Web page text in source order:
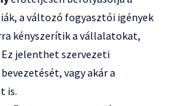
a változó fogyasztói igények
kényszerítik a vállalatokat,
jelenthet szervezeti
vagy akár a
is.